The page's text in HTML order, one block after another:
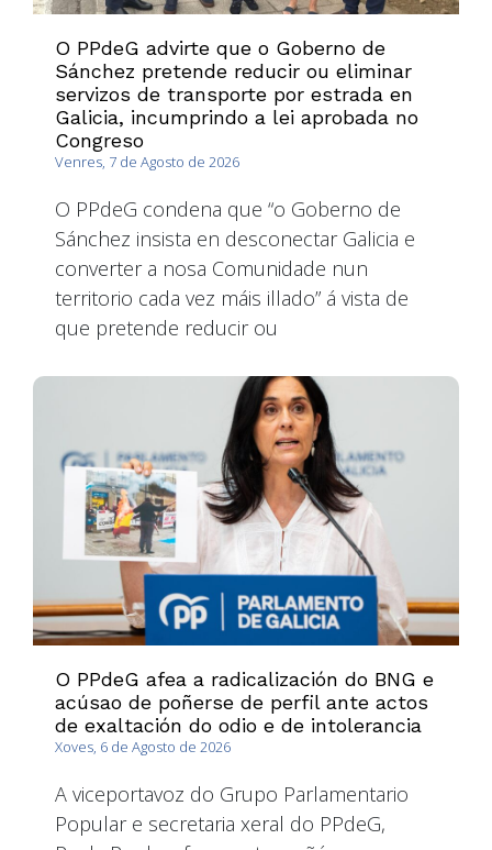
O PPdeG advirte que o Goberno de
Sánchez pretende reducir ou eliminar
servizos de transporte por estrada en
Galicia, incumprindo a lei aprobada no
Congreso
Venres, 7 de Agosto de 2026
O PPdeG condena que “o Goberno de
Sánchez insista en desconectar Galicia e
converter a nosa Comunidade nun
territorio cada vez máis illado” á vista de
que pretende reducir ou
O PPdeG afea a radicalización do BNG e
acúsao de poñerse de perfil ante actos
de exaltación do odio e de intolerancia
Xoves, 6 de Agosto de 2026
A viceportavoz do Grupo Parlamentario
Popular e secretaria xeral do PPdeG,